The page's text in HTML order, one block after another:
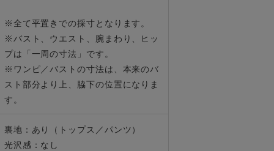
※全て平置きでの採寸となります。
※バスト、ウエスト、腕まわり、ヒッ
プは「一周の寸法」です。
※ワンピ／バストの寸法は、本来のバ
スト部分より上、脇下の位置になりま
す。
裏地：あり（トップス／パンツ）
光沢感：なし